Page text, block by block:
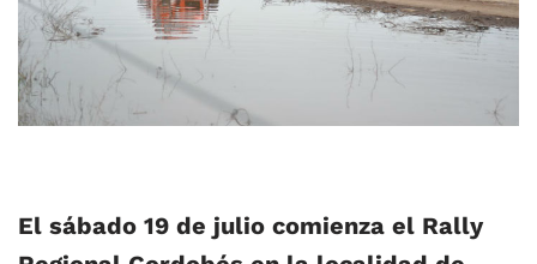
El sábado 19 de julio comienza el Rally